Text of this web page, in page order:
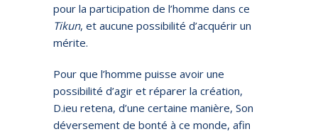
pour la participation de l’homme dans ce
Tikun, et aucune possibilité d’acquérir un
mérite.
Pour que l’homme puisse avoir une
possibilité d’agir et réparer la création,
D.ieu retena, d’une certaine manière, Son
déversement de bonté à ce monde, afin